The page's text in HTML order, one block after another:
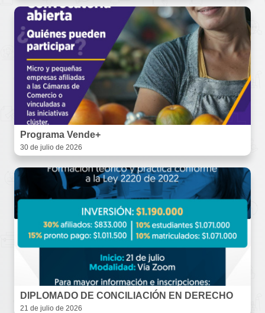
Programa Vende+
30 de julio de 2026
DIPLOMADO DE CONCILIACIÓN EN DERECHO
21 de julio de 2026